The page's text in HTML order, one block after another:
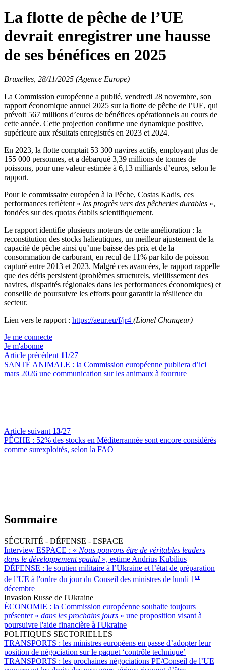
La flotte de pêche de l’UE
devrait enregistrer une hausse
de ses bénéfices en 2025
Bruxelles, 28/11/2025 (Agence Europe)
La Commission européenne a publié, vendredi 28 novembre, son
rapport économique annuel 2025 sur la flotte de pêche de l’UE, qui
prévoit 567 millions d’euros de bénéfices opérationnels au cours de
cette année. Cette projection confirme une dynamique positive,
supérieure aux résultats enregistrés en 2023 et 2024.
En 2023, la flotte comptait 53 300 navires actifs, employant plus de
155 000 personnes, et a débarqué 3,39 millions de tonnes de
poissons, pour une valeur estimée à 6,13 milliards d’euros, selon le
rapport.
Pour le commissaire européen à la Pêche, Costas Kadis, ces
performances reflètent « les progrès vers des pêcheries durables »,
fondées sur des quotas établis scientifiquement.
Le rapport identifie plusieurs moteurs de cette amélioration : la
reconstitution des stocks halieutiques, un meilleur ajustement de la
capacité de pêche ainsi qu’une baisse des prix et de la
consommation de carburant, en recul de 11% par kilo de poisson
capturé entre 2013 et 2023. Malgré ces avancées, le rapport rappelle
que des défis persistent (problèmes structurels, vieillissement des
navires, disparités régionales dans les performances économiques) et
conseille de poursuivre les efforts pour garantir la résilience du
secteur.
Lien vers le rapport : https://aeur.eu/f/jr4 (Lionel Changeur)
Je me connecte
Je m'abonne
Article précédent 11/27
SANTÉ ANIMALE : la Commission européenne publiera d’ici
mars 2026 une communication sur les animaux à fourrure
Article suivant 13/27
PÊCHE : 52% des stocks en Méditerrannée sont encore considérés
comme surexploités, selon la FAO
Sommaire
SÉCURITÉ - DÉFENSE - ESPACE
Interview ESPACE : « Nous pouvons être de véritables leaders
dans le développement spatial », estime Andrius Kubilius
DÉFENSE : le soutien militaire à l’Ukraine et l’état de préparation
de l’UE à l'ordre du jour du Conseil des ministres de lundi 1 er
décembre
Invasion Russe de l'Ukraine
ÉCONOMIE : la Commission européenne souhaite toujours
présenter « dans les prochains jours » une proposition visant à
poursuivre l'aide financière à l'Ukraine
POLITIQUES SECTORIELLES
TRANSPORTS : les ministres européens en passe d’adopter leur
position de négociation sur le paquet ‘contrôle technique’
TRANSPORTS : les prochaines négociations PE/Conseil de l’UE